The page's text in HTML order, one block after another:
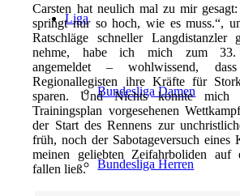
Liga
Bundesliga Damen
Bundesliga Herren
Carsten hat neulich mal zu mir
springt nur so hoch, wie es muss.“,
Ratschläge schneller Langdistanzler
nehme, habe ich mich zum 33.
angemeldet – wohlwissend,
Regionallegisten ihre Kräfte für
sparen. Und Nichts konnte mich
Trainingsplan vorgesehenen
der Start des Rennens zur
früh, noch der Sabotageversuch eines
meinen geliebten Zeifahrboliden auf
fallen ließ.